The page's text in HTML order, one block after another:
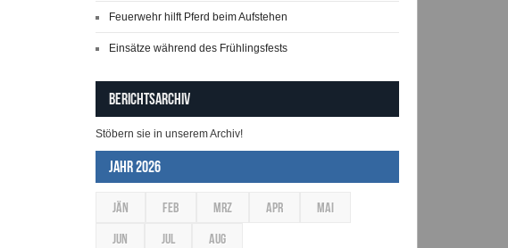
Feuerwehr hilft Pferd beim Aufstehen
Einsätze während des Frühlingsfests
Berichtsarchiv
Stöbern sie in unserem Archiv!
Jahr 2026
JÄN FEB MRZ APR MAI
JUN JUL AUG